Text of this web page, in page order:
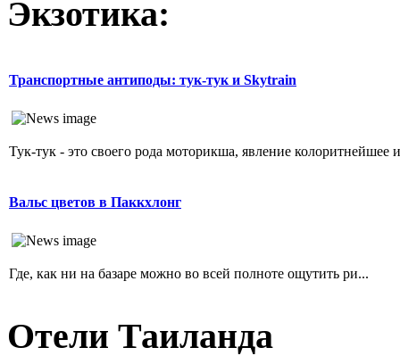
Экзотика:
Транспортные антиподы: тук-тук и Skytrain
Тук-тук - это своего рода моторикша, явление колоритнейшее
Вальс цветов в Паккхлонг
Где, как ни на базаре можно во всей полноте ощутить ри...
Отели Таиланда